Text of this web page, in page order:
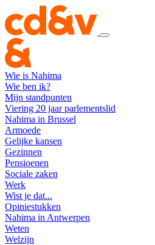
Wie is Nahima
Wie ben ik?
Mijn standpunten
Viering 20 jaar parlementslid
Nahima in Brussel
Armoede
Gelijke kansen
Gezinnen
Pensioenen
Sociale zaken
Werk
Wist je dat...
Opiniestukken
Nahima in Antwerpen
Weten
Welzijn